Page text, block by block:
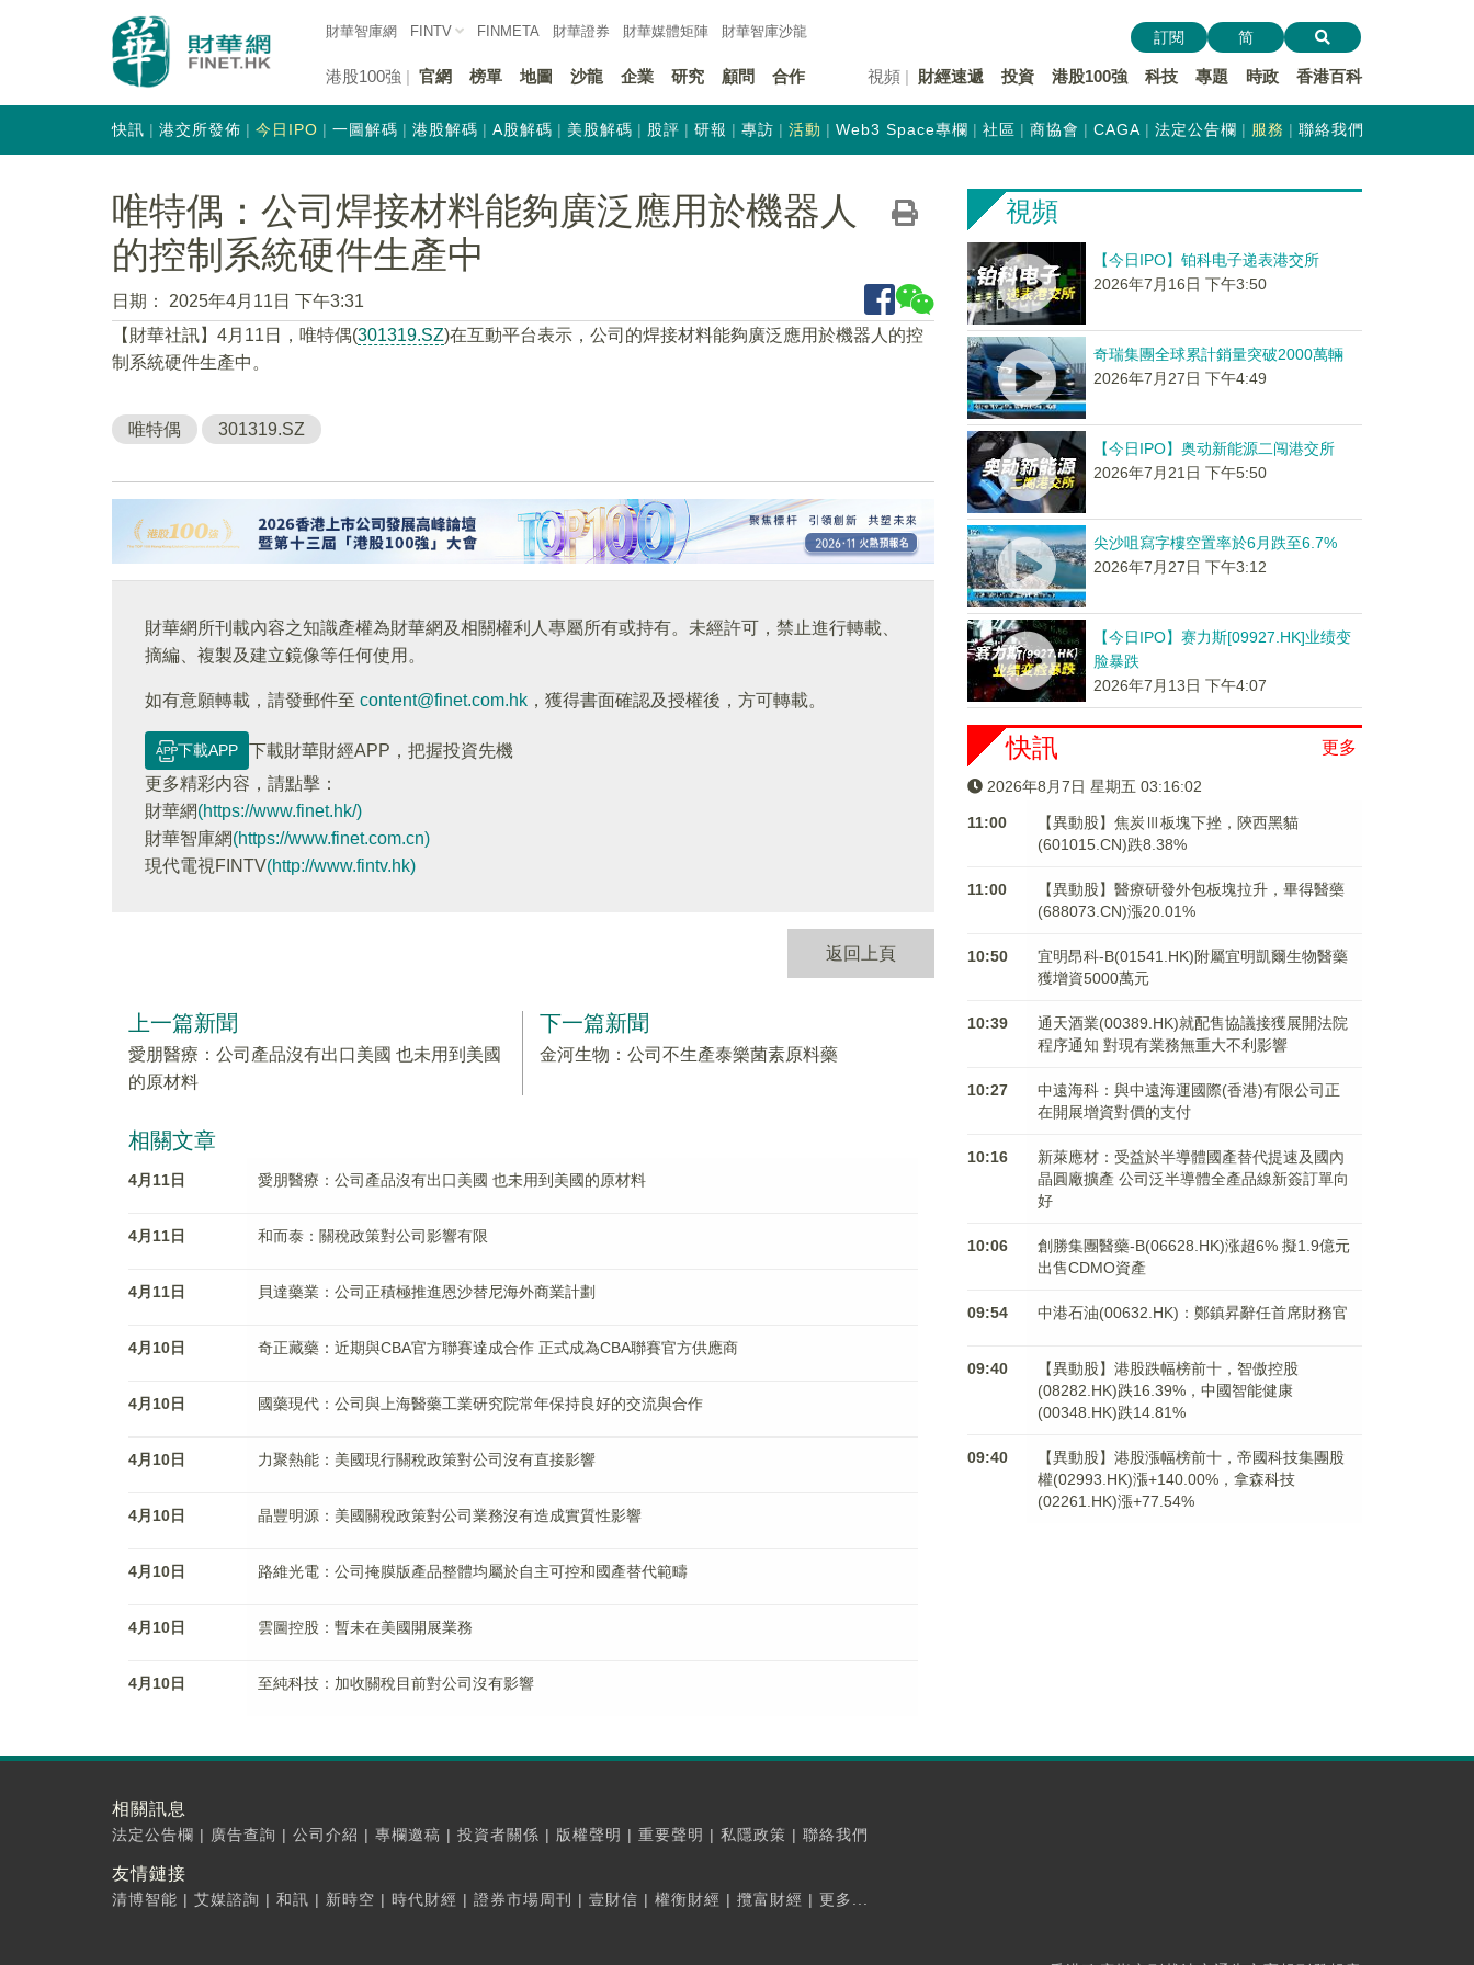
財華智庫網 FINTV FINMETA 財華證券 財華媒體矩陣 財華智庫沙龍
港股100強 官網 榜單 地圖 沙龍 企業 研究 顧問 合作 視頻 財經速遞 投資 港股100強 科技 專題 時政 香港百科
訂閱 简
快訊 港交所發佈 今日IPO 一圖解碼 港股解碼 A股解碼 美股解碼 股評 研報 專訪 活動 Web3 Space專欄 社區 商協會 CAGA 法定公告欄 服務 聯絡我們
唯特偶：公司焊接材料能夠廣泛應用於機器人
的控制系統硬件生產中
日期：
2025年4月11日 下午3:31
【財華社訊】4月11日，唯特偶(301319.SZ)在互動平台表示，公司的焊接材料能夠廣泛應用於機器人的控
制系統硬件生產中。
唯特偶 301319.SZ
財華網所刊載內容之知識產權為財華網及相關權利人專屬所有或持有。未經許可，禁止進行轉載、
摘編、複製及建立鏡像等任何使用。
如有意願轉載，請發郵件至 content@finet.com.hk ，獲得書面確認及授權後，方可轉載。
下載APP
下載財華財經APP，把握投資先機
更多精彩内容，請點擊：
財華網(https://www.finet.hk/)
財華智庫網(https://www.finet.com.cn)
現代電視FINTV(http://www.fintv.hk)
返回上頁
上一篇新聞
愛朋醫療：公司產品沒有出口美國 也未用到美國
的原材料
下一篇新聞
金河生物：公司不生產泰樂菌素原料藥
相關文章
4月11日 愛朋醫療：公司產品沒有出口美國 也未用到美國的原材料
4月11日 和而泰：關稅政策對公司影響有限
4月11日 貝達藥業：公司正積極推進恩沙替尼海外商業計劃
4月10日 奇正藏藥：近期與CBA官方聯賽達成合作 正式成為CBA聯賽官方供應商
4月10日 國藥現代：公司與上海醫藥工業研究院常年保持良好的交流與合作
4月10日 力聚熱能：美國現行關稅政策對公司沒有直接影響
4月10日 晶豐明源：美國關稅政策對公司業務沒有造成實質性影響
4月10日 路維光電：公司掩膜版產品整體均屬於自主可控和國產替代範疇
4月10日 雲圖控股：暫未在美國開展業務
4月10日 至純科技：加收關稅目前對公司沒有影響
視頻
【今日IPO】铂科电子递表港交所
2026年7月16日 下午3:50
奇瑞集團全球累計銷量突破2000萬輛
2026年7月27日 下午4:49
【今日IPO】奥动新能源二闯港交所
2026年7月21日 下午5:50
尖沙咀寫字樓空置率於6月跌至6.7%
2026年7月27日 下午3:12
【今日IPO】赛力斯[09927.HK]业绩变
脸暴跌
2026年7月13日 下午4:07
更多
快訊
2026年8月7日 星期五 03:16:02
11:00
【異動股】焦炭Ⅲ板塊下挫，陝西黑貓
(601015.CN)跌8.38%
11:00
【異動股】醫療研發外包板塊拉升，畢得醫藥
(688073.CN)漲20.01%
10:50
宜明昂科-B(01541.HK)附屬宜明凱爾生物醫藥
獲增資5000萬元
10:39
通天酒業(00389.HK)就配售協議接獲展開法院
程序通知 對現有業務無重大不利影響
10:27
中遠海科：與中遠海運國際(香港)有限公司正
在開展增資對價的支付
10:16
新萊應材：受益於半導體國產替代提速及國內
晶圓廠擴產 公司泛半導體全產品線新簽訂單向
好
10:06
創勝集團醫藥-B(06628.HK)涨超6% 擬1.9億元
出售CDMO資產
09:54 中港石油(00632.HK)：鄭鎮昇辭任首席財務官
09:40
【異動股】港股跌幅榜前十，智傲控股
(08282.HK)跌16.39%，中國智能健康
(00348.HK)跌14.81%
09:40
【異動股】港股漲幅榜前十，帝國科技集團股
權(02993.HK)漲+140.00%，拿森科技
(02261.HK)漲+77.54%
相關訊息
法定公告欄 | 廣告查詢 | 公司介紹 | 專欄邀稿 | 投資者關係 | 版權聲明 | 重要聲明 | 私隱政策 | 聯絡我們
友情鏈接
清博智能 | 艾媒諮詢 | 和訊 | 新時空 | 時代財經 | 證券市場周刊 | 壹財信 | 權衡財經 | 攬富財經 | 更多...